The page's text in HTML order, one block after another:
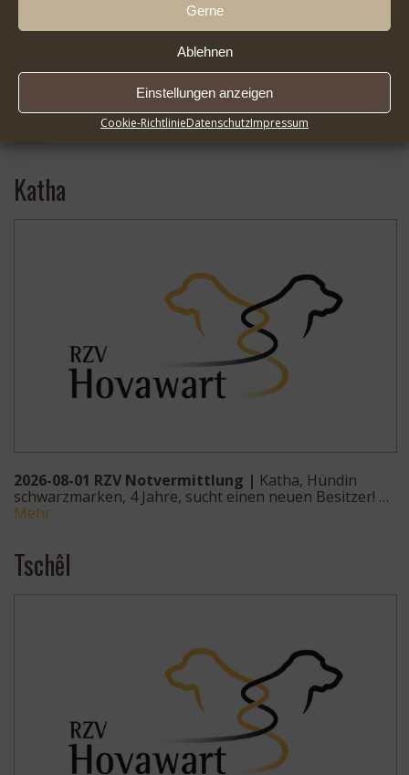
Gerne
Ablehnen
Einstellungen anzeigen
Cookie-RichtlinieDatenschutzImpressum
2026-08-01 Infoseite DER HOVAWART FlipBook |
Mehr
Katha
2026-08-01 RZV Notvermittlung | Katha, Hündin
schwarzmarken, 4 Jahre, sucht einen neuen Besitzer! …
Mehr
Tschêl